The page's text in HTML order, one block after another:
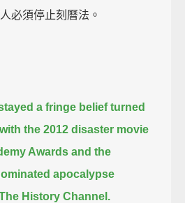
必須停止刻曆法。
a fringe belief turned
with the 2012 disaster movie
Awards and the
apocalypse
History Channel.